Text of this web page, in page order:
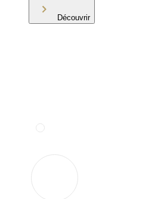
Découvrir